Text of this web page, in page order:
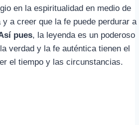
en la espiritualidad en medio de
a creer que la fe puede perdurar a
pues, la leyenda es un poderoso
verdad y la fe auténtica tienen el
el tiempo y las circunstancias.